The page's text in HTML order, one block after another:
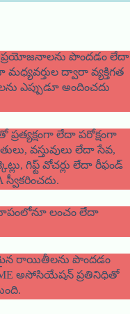
ప్రయోజనాలను పొందడం లేదా
మధ్యవర్తుల ద్వారా వ్యక్తిగత
ఎప్పుడూ అందించదు
ప్రత్యక్షంగా లేదా పరోక్షంగా
వస్తువులు లేదా సేవ,
గిఫ్ట్ వోచర్లు లేదా రీఫండ్
లంచం లేదా
రాయితీలను పొందడం
అసోసియేషన్ ప్రతినిధితో